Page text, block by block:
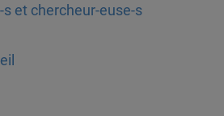
et chercheur-euse-s